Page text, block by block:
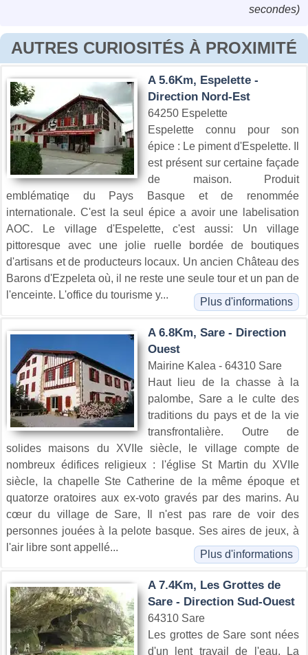
secondes)
AUTRES CURIOSITÉS À PROXIMITÉ
A 5.6Km, Espelette -
Direction Nord-Est
64250 Espelette
Espelette connu pour son
épice : Le piment d'Espelette. Il
est présent sur certaine façade
de maison. Produit
emblématiqe du Pays Basque et de renommée
internationale. C'est la seul épice a avoir une labelisation
AOC. Le village d'Espelette, c'est aussi: Un village
pittoresque avec une jolie ruelle bordée de boutiques
d'artisans et de producteurs locaux. Un ancien Château des
Barons d'Ezpeleta où, il ne reste une seule tour et un pan de
l'enceinte. L'office du tourisme y...
Plus d'informations
A 6.8Km, Sare - Direction
Ouest
Mairine Kalea - 64310 Sare
Haut lieu de la chasse à la
palombe, Sare a le culte des
traditions du pays et de la vie
transfrontalière. Outre de
solides maisons du XVIIe siècle, le village compte de
nombreux édifices religieux : l'église St Martin du XVIIe
siècle, la chapelle Ste Catherine de la même époque et
quatorze oratoires aux ex-voto gravés par des marins. Au
cœur du village de Sare, Il n'est pas rare de voir des
personnes jouées à la pelote basque. Ses aires de jeux, à
l'air libre sont appellé...
Plus d'informations
A 7.4Km, Les Grottes de
Sare - Direction Sud-Ouest
64310 Sare
Les grottes de Sare sont nées
d'un lent travail de l'eau. La